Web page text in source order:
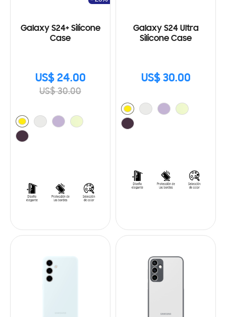
Galaxy S24+ Silicone
Case
US$ 24.00
US$ 30.00
Galaxy S24 Ultra
Silicone Case
US$ 30.00